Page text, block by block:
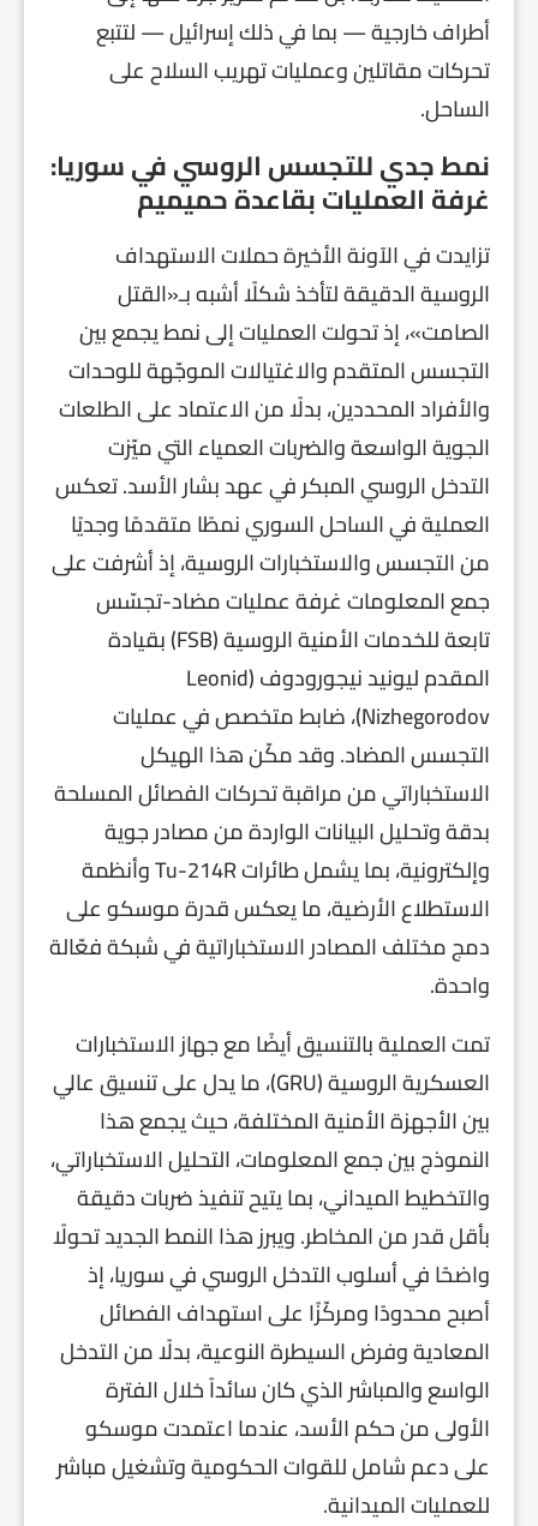
أطراف خارجية — بما في ذلك إسرائيل — لتتبع
تحركات مقاتلين وعمليات تهريب السلاح على
الساحل.
نمط جدي للتجسس الروسي في سوريا:
غرفة العمليات بقاعدة حميميم
تزايدت في الآونة الأخيرة حملات الاستهداف
الروسية الدقيقة لتأخذ شكلًا أشبه بـ«القتل
الصامت»، إذ تحولت العمليات إلى نمط يجمع بين
التجسس المتقدم والاغتيالات الموجّهة للوحدات
والأفراد المحددين، بدلًا من الاعتماد على الطلعات
الجوية الواسعة والضربات العمياء التي ميّزت
التدخل الروسي المبكر في عهد بشار الأسد. تعكس
العملية في الساحل السوري نمطًا متقدمًا وجديًا
من التجسس والاستخبارات الروسية، إذ أشرفت على
جمع المعلومات غرفة عمليات مضاد-تجسّس
تابعة للخدمات الأمنية الروسية (FSB) بقيادة
المقدم ليونيد نيجورودوف (Leonid
Nizhegorodov)، ضابط متخصص في عمليات
التجسس المضاد. وقد مكّن هذا الهيكل
الاستخباراتي من مراقبة تحركات الفصائل المسلحة
بدقة وتحليل البيانات الواردة من مصادر جوية
وإلكترونية، بما يشمل طائرات Tu-214R وأنظمة
الاستطلاع الأرضية، ما يعكس قدرة موسكو على
دمج مختلف المصادر الاستخباراتية في شبكة فعّالة
واحدة.
تمت العملية بالتنسيق أيضًا مع جهاز الاستخبارات
العسكرية الروسية (GRU)، ما يدل على تنسيق عالي
بين الأجهزة الأمنية المختلفة، حيث يجمع هذا
النموذج بين جمع المعلومات، التحليل الاستخباراتي،
والتخطيط الميداني، بما يتيح تنفيذ ضربات دقيقة
بأقل قدر من المخاطر. ويبرز هذا النمط الجديد تحولًا
واضحًا في أسلوب التدخل الروسي في سوريا، إذ
أصبح محدودًا ومركّزًا على استهداف الفصائل
المعادية وفرض السيطرة النوعية، بدلًا من التدخل
الواسع والمباشر الذي كان سائداً خلال الفترة
الأولى من حكم الأسد، عندما اعتمدت موسكو
على دعم شامل للقوات الحكومية وتشغيل مباشر
للعمليات الميدانية.